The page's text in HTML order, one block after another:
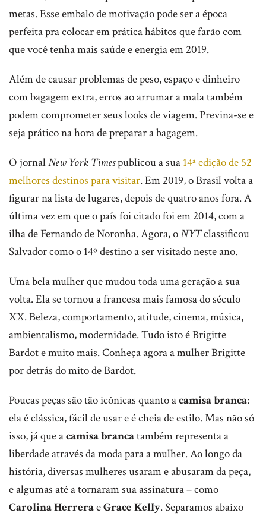
metas. Esse embalo de motivação pode ser a época
perfeita pra colocar em prática hábitos que farão com
que você tenha mais saúde e energia em 2019.
Além de causar problemas de peso, espaço e dinheiro
com bagagem extra, erros ao arrumar a mala também
podem comprometer seus looks de viagem. Previna-se e
seja prático na hora de preparar a bagagem.
O jornalNew York Timespublicou a sua 14ª edição de 52
melhores destinos para visitar. Em 2019, o Brasil volta a
figurar na lista de lugares, depois de quatro anos fora. A
última vez em que o país foi citado foi em 2014, com a
ilha de Fernando de Noronha. Agora, oNYTclassificou
Salvador como o 14º destino a ser visitado neste ano.
Uma bela mulher que mudou toda uma geração a sua
volta. Ela se tornou a francesa mais famosa do século
XX. Beleza, comportamento, atitude, cinema, música,
ambientalismo, modernidade. Tudo isto é Brigitte
Bardot e muito mais. Conheça agora a mulher Brigitte
por detrás do mito de Bardot.
Poucas peças são tão icônicas quanto acamisa branca:
ela é clássica, fácil de usar e é cheia de estilo. Mas não só
isso, já que acamisa brancatambém representa a
liberdade através da moda para a mulher. Ao longo da
história, diversas mulheres usaram e abusaram da peça,
e algumas até a tornaram sua assinatura – como
Carolina HerreraeGrace Kelly. Separamos abaixo